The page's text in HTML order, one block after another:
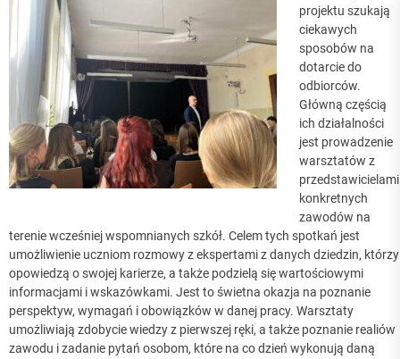
projektu szukają
ciekawych
sposobów na
dotarcie do
odbiorców.
Główną częścią
ich działalności
jest prowadzenie
warsztatów z
przedstawicielami
konkretnych
zawodów na
terenie wcześniej wspomnianych szkół. Celem tych spotkań jest
umożliwienie uczniom rozmowy z ekspertami z danych dziedzin, którzy
opowiedzą o swojej karierze, a także podzielą się wartościowymi
informacjami i wskazówkami. Jest to świetna okazja na poznanie
perspektyw, wymagań i obowiązków w danej pracy. Warsztaty
umożliwiają zdobycie wiedzy z pierwszej ręki, a także poznanie realiów
zawodu i zadanie pytań osobom, które na co dzień wykonują daną